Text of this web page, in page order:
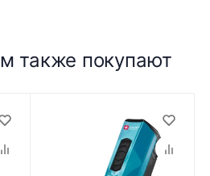
также покупают